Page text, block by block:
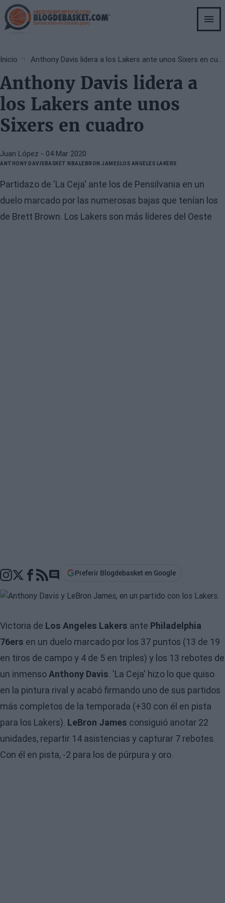
Skip
to
main
Breadcrumb
Inicio Anthony Davis lidera a los Lakers ante unos Sixers en cuadro
Anthony Davis lidera a
los Lakers ante unos
Sixers en cuadro
Juan López - 04 Mar 2020
ANTHONY DAVISBASKET NBALEBRON JAMESLOS ANGELES LAKERS
Partidazo de 'La Ceja' ante los de Pensilvania en un
duelo marcado por las numerosas bajas que tenían los
de Brett Brown. Los Lakers son más líderes del Oeste
Go to comments section
Preferir Blogdebasket en Google
Victoria de Los Angeles Lakers ante Philadelphia
76ers en un duelo marcado por los 37 puntos (13 de 19
en tiros de campo y 4 de 5 en triples) y los 13 rebotes de
un inmensoAnthony Davis. 'La Ceja' hizo lo que quiso
en la pintura rival y acabó firmando uno de sus partidos
más completos de la temporada (+30 con él en pista
para los Lakers). LeBron James consiguió anotar 22
unidades, repartir 14 asistencias y capturar 7 rebotes.
Con él en pista, -2 para los de púrpura y oro.